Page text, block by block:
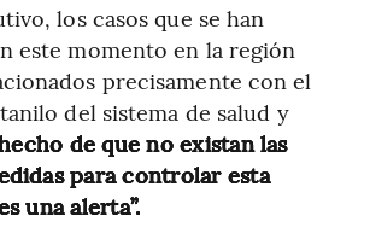
los casos que se han
este momento en la región
precisamente con el
del sistema de salud y
de que no existan las
para controlar esta
una alerta”.